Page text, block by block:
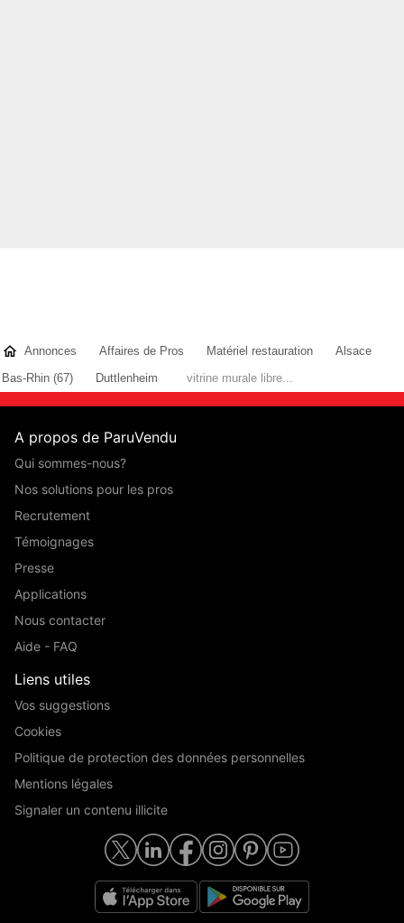
Annonces Affaires de Pros Matériel restauration
Alsace
Bas-Rhin (67)
Duttlenheim vitrine murale libre...
A propos de ParuVendu
Qui sommes-nous?
Nos solutions pour les pros
Recrutement
Témoignages
Presse
Applications
Nous contacter
Aide - FAQ
Liens utiles
Vos suggestions
Cookies
Politique de protection des données personnelles
Mentions légales
Signaler un contenu illicite